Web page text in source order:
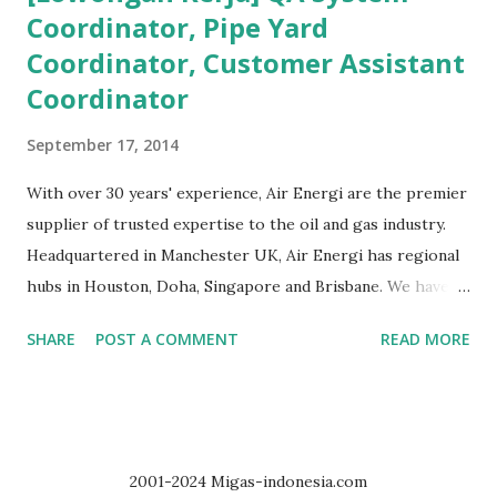
Pembahasan - Administrator Migas Bermula dari
pertanyaan Sdr. Andri Jaswin (non-member) kepada
Administrator Milis mengenai HSE. Saya jawab secara
QMS untuk penjelasan yang lebih detail. Karena yang
Coordinator, Pipe Yard
Coordinator, Customer Assistant
Coordinator
September 17, 2014
With over 30 years' experience, Air Energi are the premier
supplier of trusted expertise to the oil and gas industry.
Headquartered in Manchester UK, Air Energi has regional
hubs in Houston, Doha, Singapore and Brisbane. We have
50 countries worldwide, and through our company values:
processing operation in seeking of below positions: 1.
SHARE POST A COMMENT READ MORE
2001-2024 Migas-indonesia.com